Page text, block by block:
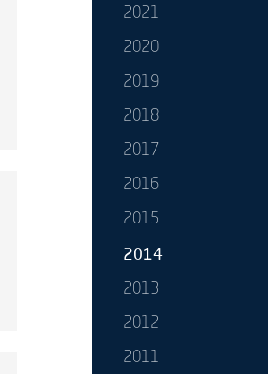
2021
2020
2019
2018
2017
2016
2015
2014
2013
2012
2011